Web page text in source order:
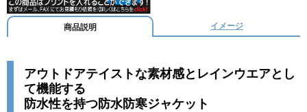
商品説明 イメージ
アウトドアテイストな素材感とレインウエアとし
て機能する
防水性を持つ防水防寒ジャケット